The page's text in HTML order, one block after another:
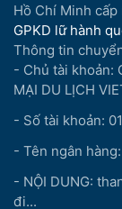
Hồ Chí Minh
GPKD lữ hành
Thông tin
- Chủ tài khoản:
MẠI DU LỊCH
- Số tài khoản:
- Tên ngân
- NỘI DUNG:
đi...